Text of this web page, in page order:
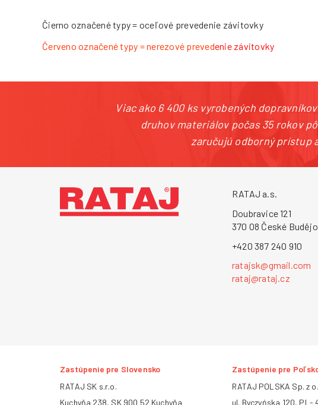
Čierno označené typy = oceľové prevedenie závitovky
Červeno označené typy = nerezové prevedenie závitovky
Viac ako 6 400 ks vyrobených
druhov materiálov počas 35 rokov
zaručujú odborný prístup
RATAJ a.s.
Doubravice 121
370 08 České
+420 387 240 910
ratajsk@gmail.com
rataj@rataj.cz
Zastúpenie pre Slovensko
RATAJ SK s.r.o.
Kuchyňa 238, SK 900 52 Kuchyňa
Zastúpenie pre
RATAJ POLSKA Sp. z
ul. Byczyńska 120, PL-